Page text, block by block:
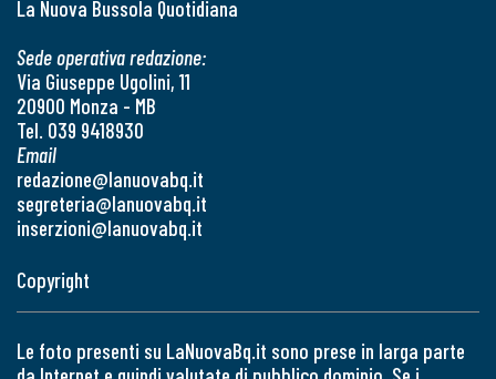
La Nuova Bussola Quotidiana
Sede operativa redazione:
Via Giuseppe Ugolini, 11
20900 Monza - MB
Tel. 039 9418930
Email
redazione@lanuovabq.it
segreteria@lanuovabq.it
inserzioni@lanuovabq.it
Copyright
Le foto presenti su LaNuovaBq.it sono prese in larga parte